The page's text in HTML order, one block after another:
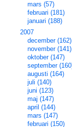
mars (57)
februari (181)
januari (188)
2007
december (162)
november (141)
oktober (147)
september
augusti (164)
juli (140)
juni (123)
maj (147)
april (144)
mars (147)
februari (150)